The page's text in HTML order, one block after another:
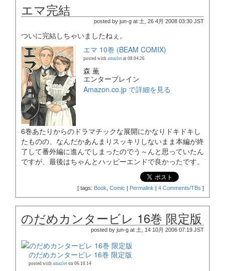
エマ完結
posted by jun-g at 土, 26 4月 2008 03:30 JST
ついに完結しちゃいましたねぇ。
エマ 10巻 (BEAM COMIX)
posted with amazlet at 08.04.26
森 薫
エンターブレイン
Amazon.co.jp で詳細を見る
6巻あたりからのドラマチックな展開にかなりドキドキし
たものの、なんだかあんまりスッキリしないまま本編が終
了して番外編に進んでしまったのでう～んと思っていたん
ですが、最後はちゃんとハッピーエンドで良かったです。
[ tags: Book Comic Permalink 4 Comments/TBs ]
のだめカンタービレ 16巻 限定版
posted by jun-g at 土, 14 10月 2006 07:19 JST
のだめカンタービレ 16巻 限定版
posted with amazlet on 06.10.14